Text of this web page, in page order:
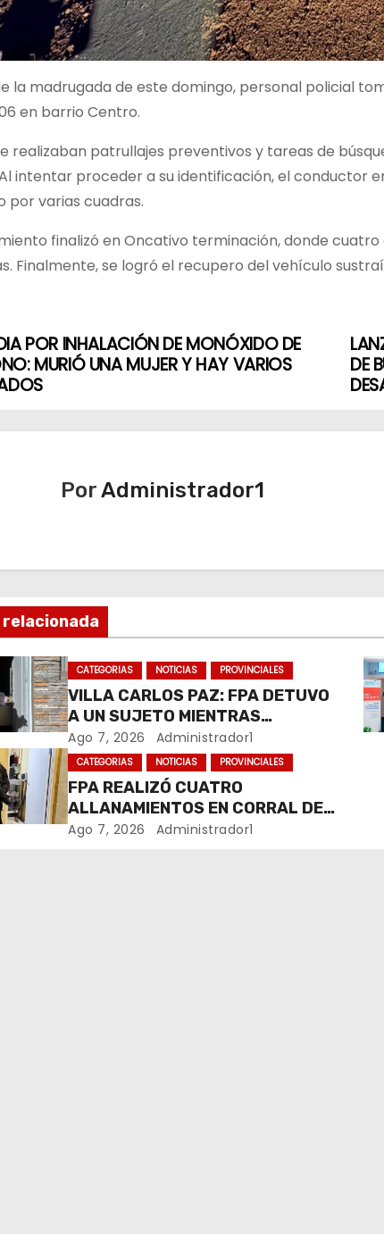
la madrugada de este domingo, personal policial
en barrio Centro.
realizaban patrullajes preventivos y tareas de
intentar proceder a su identificación, el conductor
por varias cuadras.
finalizó en Oncativo terminación, donde
Finalmente, se logró el recupero del vehículo
DE
POR INHALACIÓN DE MONÓXIDO DE
MURIÓ UNA MUJER Y HAY VARIOS
PorAdministrador1
CATEGORIAS NOTICIAS PROVINCIALES
VILLA CARLOS PAZ: FPA DETUVO
A UN SUJETO MIENTRAS
COMERCIALIZABA COCAÍNA Y
MARIHUANA EN UNA PLAZA
Ago 7, 2026 Administrador1
CATEGORIAS NOTICIAS PROVINCIALES
FPA REALIZÓ CUATRO
ALLANAMIENTOS EN CORRAL DE
BUSTOS-IFFLINGER
Ago 7, 2026 Administrador1